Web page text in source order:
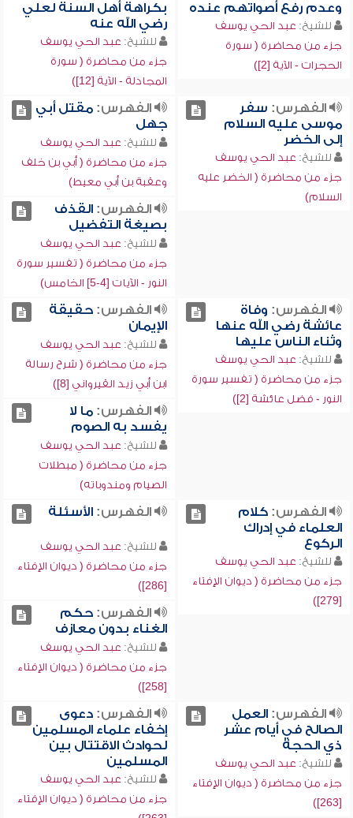
وعدم رفع أصواتهم عنده
للشيخ: عبد الحي يوسف
جزء من محاضرة ( سورة
الحجرات - الآية [2])
بكراهة أهل السنة لعلي
رضي الله عنه
للشيخ: عبد الحي يوسف
جزء من محاضرة ( سورة
المجادلة - الآية [12])
الفهرس: سفر
موسى عليه السلام
إلى الخضر
للشيخ: عبد الحي يوسف
جزء من محاضرة ( الخضر عليه
السلام)
الفهرس:مقتل أبي
جهل
للشيخ: عبد الحي يوسف
جزء من محاضرة ( أبي بن خلف
وعقبة بن أبي معيط)
الفهرس:القذف
بصيغة التفضيل
للشيخ: عبد الحي يوسف
جزء من محاضرة ( تفسير سورة
النور - الآيات [4-5] الخامس)
الفهرس: وفاة
عائشة رضي الله عنها
وثناء الناس عليها
للشيخ: عبد الحي يوسف
جزء من محاضرة ( تفسير سورة
النور - فضل عائشة [2])
الفهرس:حقيقة
الإيمان
للشيخ: عبد الحي يوسف
جزء من محاضرة ( شرح رسالة
ابن أبي زيد القيرواني [8])
الفهرس:ما لا
يفسد به الصوم
للشيخ: عبد الحي يوسف
جزء من محاضرة ( مبطلات
الصيام ومندوباته)
الفهرس:كلام
العلماء في إدراك
الركوع
للشيخ: عبد الحي يوسف
جزء من محاضرة ( ديوان الإفتاء
[279])
الفهرس:الأسئلة
للشيخ: عبد الحي يوسف
جزء من محاضرة ( ديوان الإفتاء
[286])
الفهرس:حكم
الغناء بدون معازف
للشيخ: عبد الحي يوسف
جزء من محاضرة ( ديوان الإفتاء
[258])
الفهرس:العمل
الصالح في أيام عشر
ذي الحجة
للشيخ: عبد الحي يوسف
جزء من محاضرة ( ديوان الإفتاء
[263])
الفهرس:دعوى
إخفاء علماء المسلمين
لحوادث الاقتتال بين
المسلمين
للشيخ: عبد الحي يوسف
جزء من محاضرة ( ديوان الإفتاء